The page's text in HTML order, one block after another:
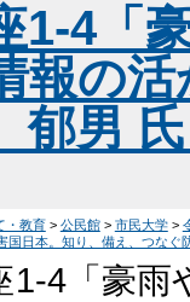
1-4「
報の
男 氏
・教育> 公民館> 市民大学>
国日本。知り、備え、つなぐ
1-4「豪雨